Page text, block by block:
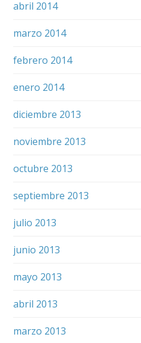
abril 2014
marzo 2014
febrero 2014
enero 2014
diciembre 2013
noviembre 2013
octubre 2013
septiembre 2013
julio 2013
junio 2013
mayo 2013
abril 2013
marzo 2013